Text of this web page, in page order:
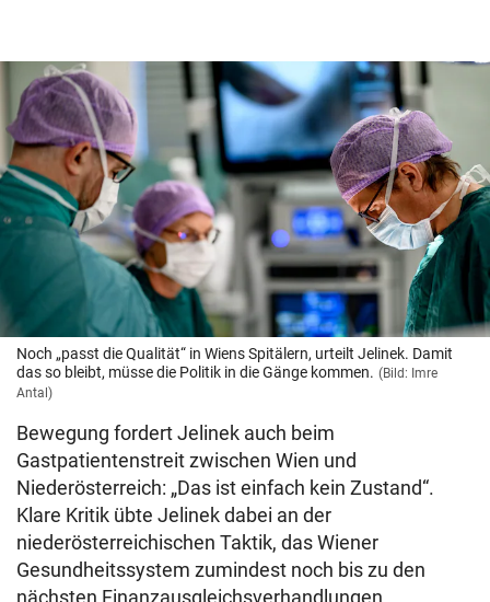
Noch „passt die Qualität“ in Wiens Spitälern, urteilt Jelinek. Damit
das so bleibt, müsse die Politik in die Gänge kommen. (Bild: Imre
Antal)
Bewegung fordert Jelinek auch beim
Gastpatientenstreit zwischen Wien und
Niederösterreich: „Das ist einfach kein Zustand“.
Klare Kritik übte Jelinek dabei an der
niederösterreichischen Taktik, das Wiener
Gesundheitssystem zumindest noch bis zu den
nächsten Finanzausgleichsverhandlungen